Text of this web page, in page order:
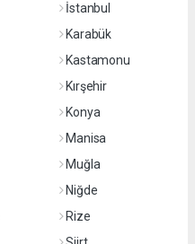
İstanbul
Karabük
Kastamonu
Kırşehir
Konya
Manisa
Muğla
Niğde
Rize